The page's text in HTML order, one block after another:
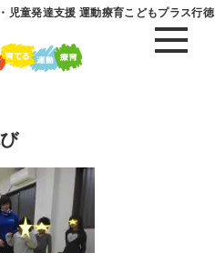
児童発達支援 運動療育こどもプラス行徳